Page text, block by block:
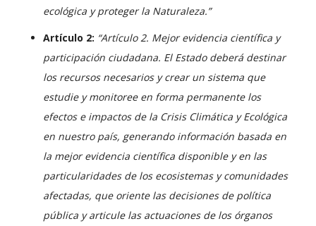
ecológica y proteger la Naturaleza.”
Artículo 2: “Artículo 2. Mejor evidencia científica y
participación ciudadana. El Estado deberá destinar
los recursos necesarios y crear un sistema que
estudie y monitoree en forma permanente los
efectos e impactos de la Crisis Climática y Ecológica
en nuestro país, generando información basada en
la mejor evidencia científica disponible y en las
particularidades de los ecosistemas y comunidades
afectadas, que oriente las decisiones de política
pública y articule las actuaciones de los órganos